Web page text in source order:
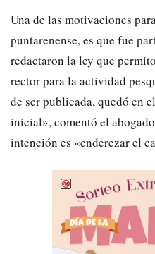
Una de las motivaciones
puntarenense, es que fue
redactaron la ley que
rector para la actividad
de ser publicada, quedó en
inicial», comentó el
intención es «enderezar el